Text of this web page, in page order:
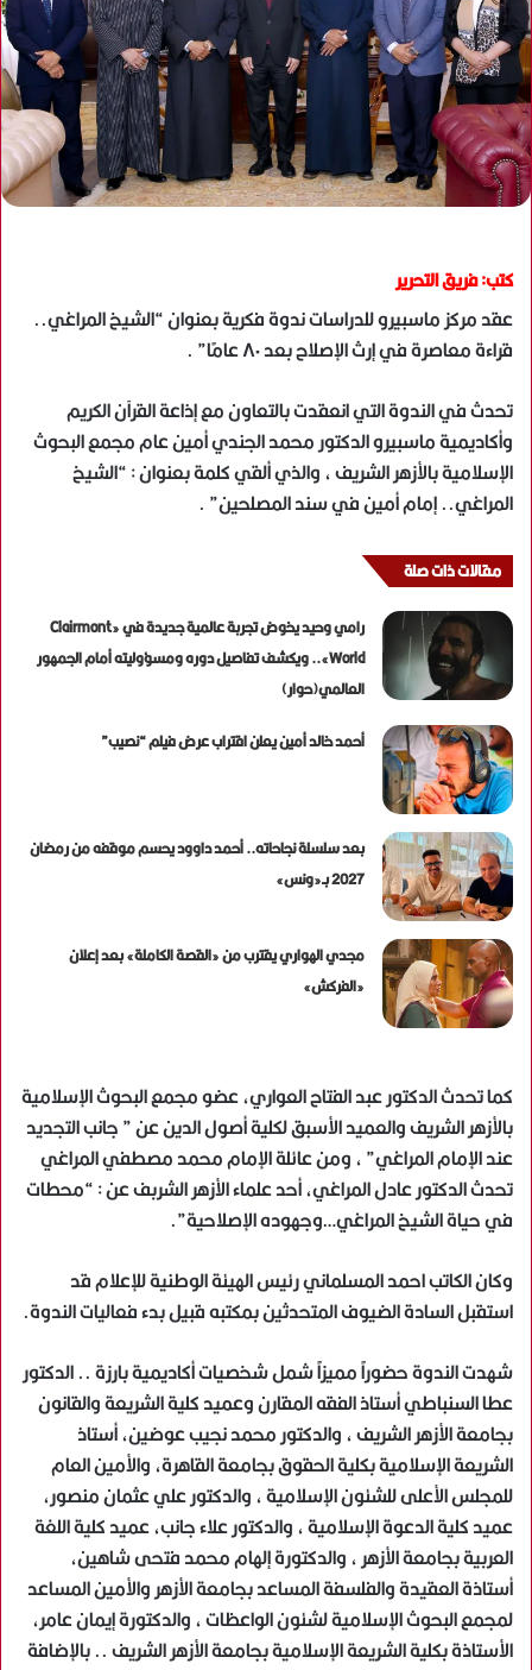
كتب: فريق التحرير
عقد مركز ماسبيرو للدراسات ندوة فكرية بعنوان “الشيخ المراغي..
قراءة معاصرة في إرث الإصلاح بعد ٨٠ عامًا” .
تحدث في الندوة التي انعقدت بالتعاون مع إذاعة القرآن الكريم
وأكاديمية ماسبيرو الدكتور محمد الجندي أمين عام مجمع البحوث
الإسلامية بالأزهر الشريف ، والذي ألقي كلمة بعنوان : “الشيخ
المراغي.. إمام أمين في سند المصلحين” .
مقالات ذات صلة
رامي وحيد يخوض تجربة عالمية جديدة في «Clairmont
World».. ويكشف تفاصيل دوره ومسؤوليته أمام الجمهور
العالمي(حوار)
أحمد خالد أمين يعلن اقتراب عرض فيلم “نصيب”
بعد سلسلة نجاحاته.. أحمد داوود يحسم موقفه من رمضان
2027 بـ«ونس»
مجدي الهواري يقترب من «القصة الكاملة» بعد إعلان
«الفركش»
كما تحدث الدكتور عبد الفتاح العواري، عضو مجمع البحوث الإسلامية
بالأزهر الشريف والعميد الأسبق لكلية أصول الدين عن ” جانب التجديد
عند الإمام المراغي” ، ومن عائلة الإمام محمد مصطفي المراغي
تحدث الدكتور عادل المراغي، أحد علماء الأزهر الشربف عن : “محطات
في حياة الشيخ المراغي…وجهوده الإصلاحية”.
وكان الكاتب احمد المسلماني رئيس الهيئة الوطنية للإعلام قد
استقبل السادة الضيوف المتحدثين بمكتبه قبيل بدء فعاليات الندوة.
شهدت الندوة حضوراً مميزاً شمل شخصيات أكاديمية بارزة .. الدكتور
عطا السنباطي أستاذ الفقه المقارن وعميد كلية الشريعة والقانون
بجامعة الأزهر الشريف ، والدكتور محمد نجيب عوضين، أستاذ
الشريعة الإسلامية بكلية الحقوق بجامعة القاهرة، والأمين العام
للمجلس الأعلى للشئون الإسلامية ، والدكتور علي عثمان منصور،
عميد كلية الدعوة الإسلامية ، والدكتور علاء جانب، عميد كلية اللغة
العربية بجامعة الأزهر ، والدكتورة إلهام محمد فتحى شاهين،
أستاذة العقيدة والفلسفة المساعد بجامعة الأزهر والأمين المساعد
لمجمع البحوث الإسلامية لشئون الواعظات ، والدكتورة إيمان عامر،
الأستاذة بكلية الشريعة الإسلامية بجامعة الأزهر الشريف .. بالإضافة